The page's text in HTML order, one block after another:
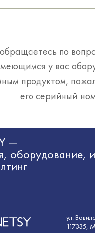
по
у вас
продуктом,
его серийный
—
оборудование,
ул.
117335,